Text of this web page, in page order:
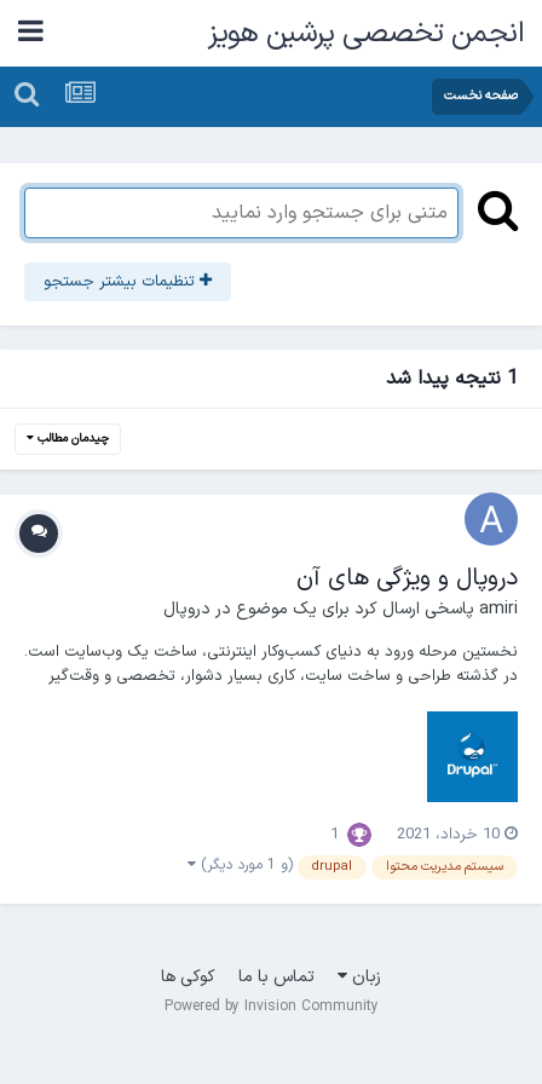
انجمن تخصصی پرشین هویز
صفحه نخست
تنظیمات بیشتر جستجو
1 نتیجه پیدا شد
چیدمان مطالب
دروپال و ویژگی های آن
amiri پاسخی ارسال کرد برای یک موضوع در دروپال
نخستین مرحله ورود به دنیای کسب‌وکار اینترنتی، ساخت یک وب‌سایت است.
در گذشته طراحی و ساخت سایت، کاری بسیار دشوار، تخصصی و وقت‌گیر
از مهم‌ترین سیستم‌های مدیریت محتوا، سیس...
10 خرداد، 2021 1
سیستم مدیریت محتوا drupal (و 1 مورد دیگر)
زبان تماس با ما کوکی ها
Powered by Invision Community